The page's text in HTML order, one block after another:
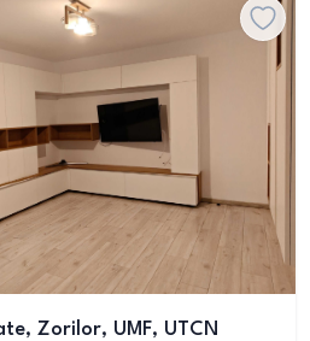
Zorilor, UMF, UTCN